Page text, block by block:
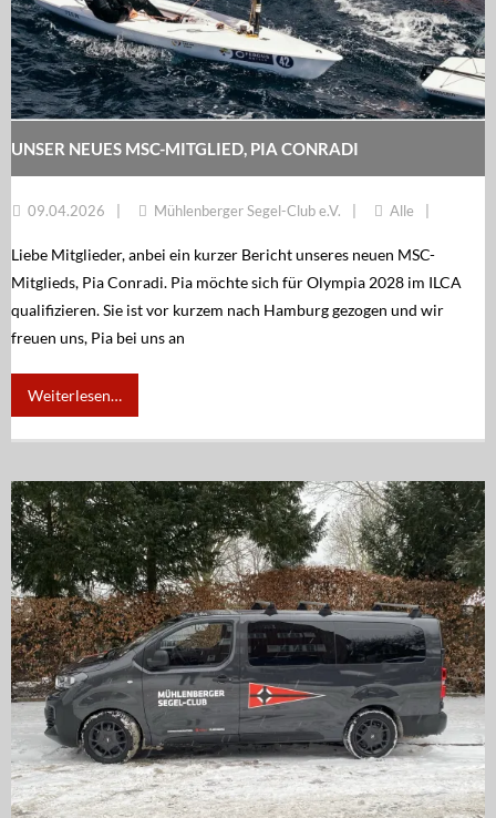
UNSER NEUES MSC-MITGLIED, PIA CONRADI
09.04.2026 Mühlenberger Segel-Club e.V. Alle
Liebe Mitglieder, anbei ein kurzer Bericht unseres neuen MSC-
Mitglieds, Pia Conradi. Pia möchte sich für Olympia 2028 im ILCA
qualifizieren. Sie ist vor kurzem nach Hamburg gezogen und wir
freuen uns, Pia bei uns an
Weiterlesen…